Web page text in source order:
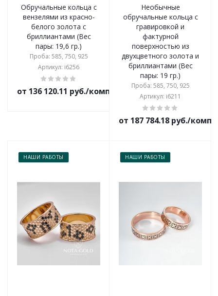
Обручальные кольца с
вензелями из красно-
белого золота с
бриллиантами (Вес
пары: 19,6 гр.)
Проба: 585, 750, 925
Артикул: i6256
от 136 120.11 руб./комплект
Необычные
обручальные кольца с
гравировкой и
фактурной
поверхностью из
двухцветного золота и
бриллиантами (Вес
пары: 19 гр.)
Проба: 585, 750, 925
Артикул: i6211
от 187 784.18 руб./
НАШИ РАБОТЫ НАШИ РАБОТЫ